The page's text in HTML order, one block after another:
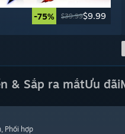
-75% $39.99$9.99
& Sắp ra mắtƯu đãi
, Phối hợp